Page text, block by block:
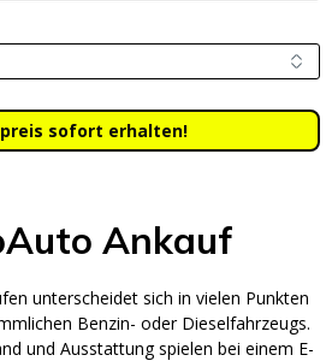
Ankauf
unterscheidet sich in vielen Punkten
Benzin- oder Dieselfahrzeugs.
und Ausstattung spielen bei einem E-